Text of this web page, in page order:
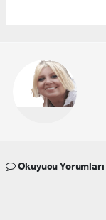
Okuyucu Yorumları